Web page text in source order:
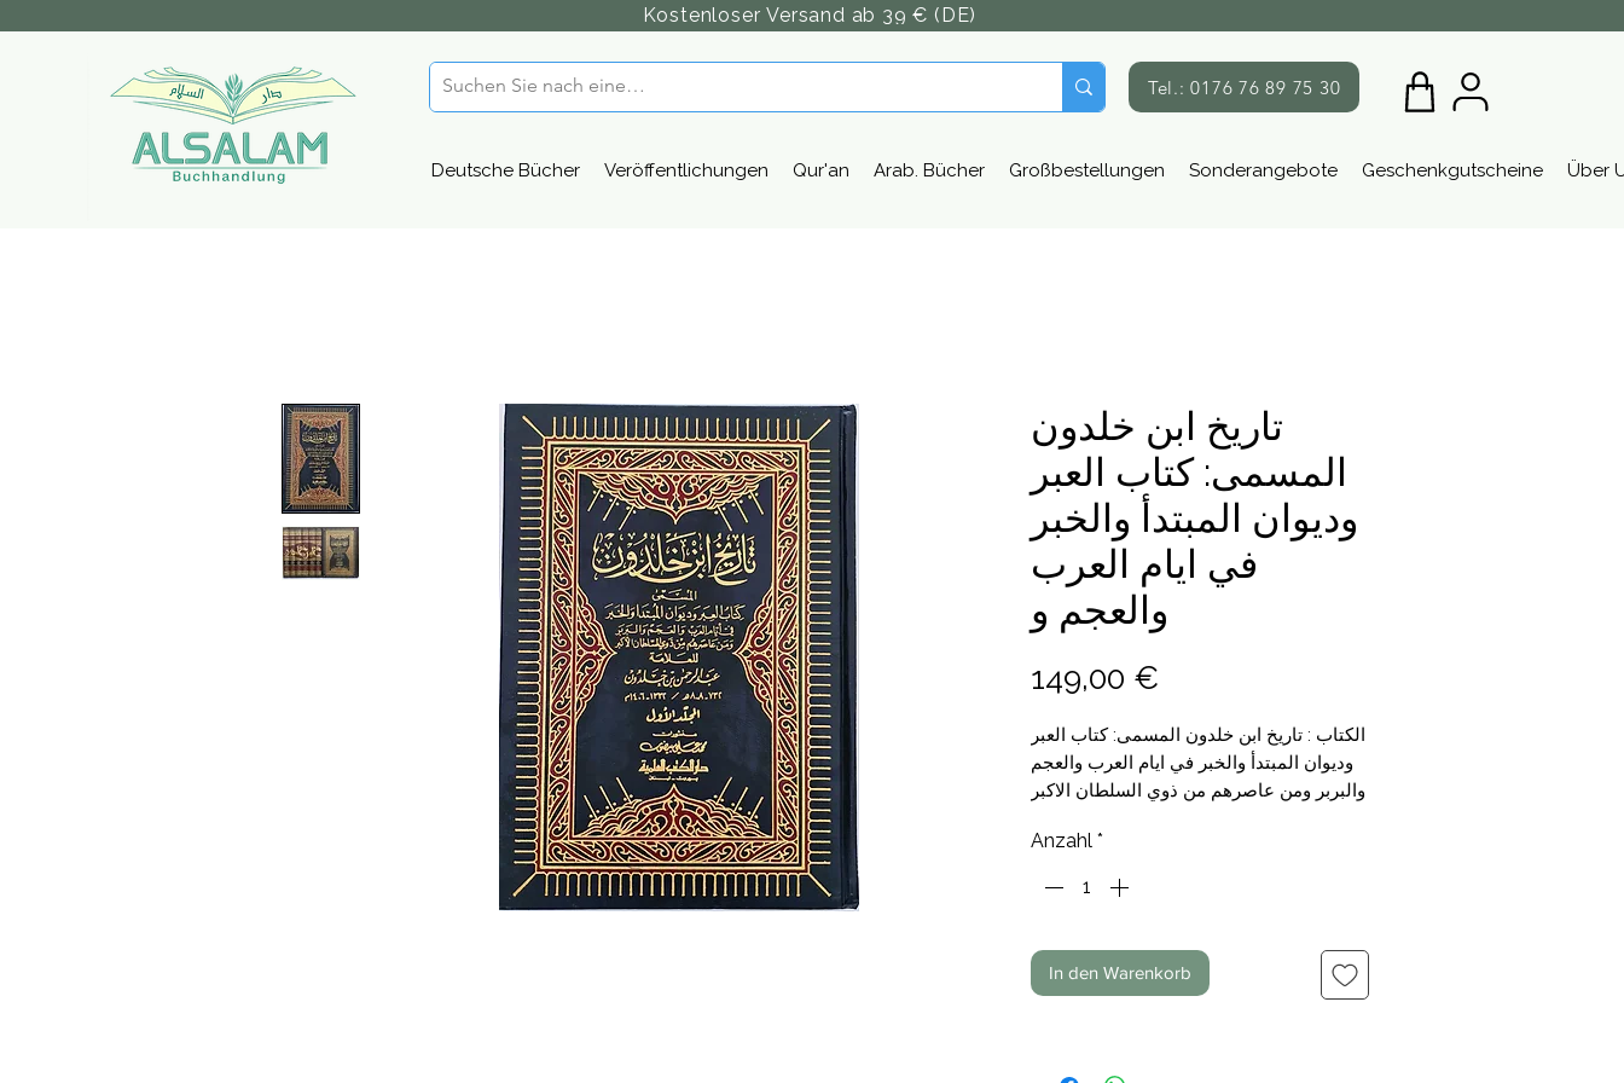
Kostenloser Versand ab 39 € (DE)
Tel.: 0176 76 89 75 30
Deutsche Bücher Veröffentlichungen Qur'an Arab. Bücher Großbestellungen Sonderangebote Geschenkgutscheine Über
تاريخ ابن خلدون
المسمى: كتاب العبر
وديوان المبتدأ والخبر
في ايام العرب
والعجم و
149,00 €
الكتاب : تاريخ ابن خلدون المسمى: كتاب العبر
وديوان المبتدأ والخبر في ايام العرب والعجم
والبربر ومن عاصرهم من ذوي السلطان الاكبر
الناشر: دار الكتب العلمية / بيروت
Anzahl *
In den Warenkorb